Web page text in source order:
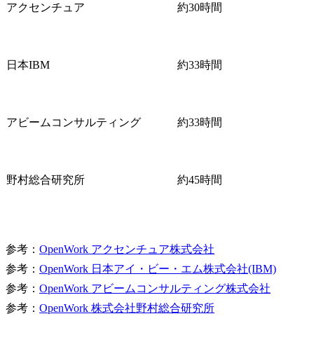
アクセンチュア 約30時間
日本IBM 約33時間
アビームコンサルティング 約33時間
野村総合研究所 約45時間
参考： OpenWork アクセンチュア株式会社
参考： OpenWork 日本アイ・ビー・エム株式会社(IBM)
参考： OpenWork アビームコンサルティング株式会社
参考： OpenWork 株式会社野村総合研究所